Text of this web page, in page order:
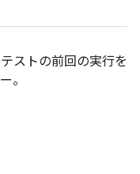
ストの前回の実行を
。